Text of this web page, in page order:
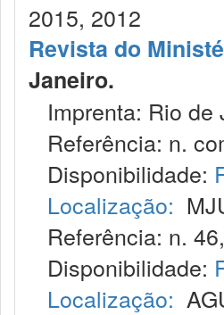
2015, 2012
Revista do
Janeiro.
Imprenta: Rio de
Referência: n.
Disponibilidade:
Localização:
Referência: n.
Disponibilidade:
Localização: